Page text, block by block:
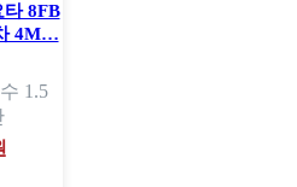
타 8FB
4M…
1.5